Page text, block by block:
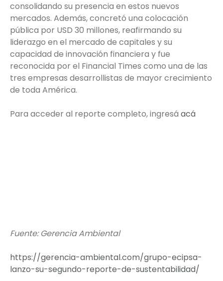
consolidando su presencia en estos nuevos
mercados. Además, concretó una colocación
pública por USD 30 millones, reafirmando su
liderazgo en el mercado de capitales y su
capacidad de innovación financiera y fue
reconocida por el Financial Times como una de las
tres empresas desarrollistas de mayor crecimiento
de toda América.
Para acceder al reporte completo, ingresá acá
Fuente: Gerencia Ambiental
https://gerencia-ambiental.com/grupo-ecipsa-
lanzo-su-segundo-reporte-de-sustentabilidad/